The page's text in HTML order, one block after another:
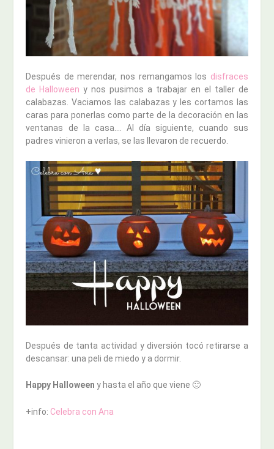
Después de merendar, nos remangamos los disfraces
de Halloween y nos pusimos a trabajar en el taller de
calabazas. Vaciamos las calabazas y les cortamos las
caras para ponerlas como parte de la decoración en las
ventanas de la casa…. Al día siguiente, cuando sus
padres vinieron a verlas, se las llevaron de recuerdo.
Después de tanta actividad y diversión tocó retirarse a
descansar: una peli de miedo y a dormir.
Happy Halloween y hasta el año que viene 🙂
+info: Celebra con Ana